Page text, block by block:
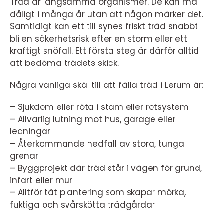
dåligt i många år utan att någon märker det.
Samtidigt kan ett till synes friskt träd snabbt
bli en säkerhetsrisk efter en storm eller ett
kraftigt snöfall. Ett första steg är därför alltid
att bedöma trädets skick.
Några vanliga skäl till att fälla träd i Lerum är:
– Sjukdom eller röta i stam eller rotsystem
– Allvarlig lutning mot hus, garage eller
ledningar
– Återkommande nedfall av stora, tunga
grenar
– Byggprojekt där träd står i vägen för grund,
infart eller mur
– Alltför tät plantering som skapar mörka,
fuktiga och svårskötta trädgårdar